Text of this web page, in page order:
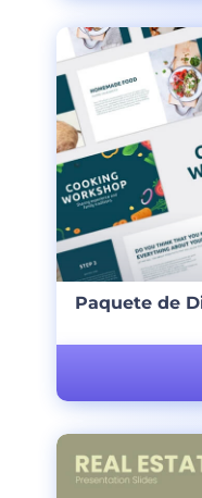
Paquete de